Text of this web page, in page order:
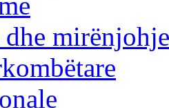
mirënjohje